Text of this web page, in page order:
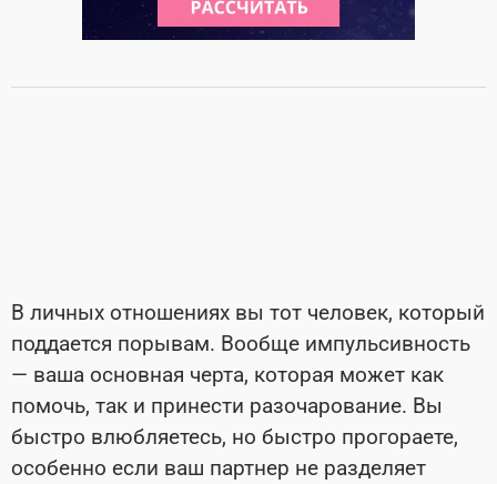
В личных отношениях вы тот человек, который
поддается порывам. Вообще импульсивность
— ваша основная черта, которая может как
помочь, так и принести разочарование. Вы
быстро влюбляетесь, но быстро прогораете,
особенно если ваш партнер не разделяет